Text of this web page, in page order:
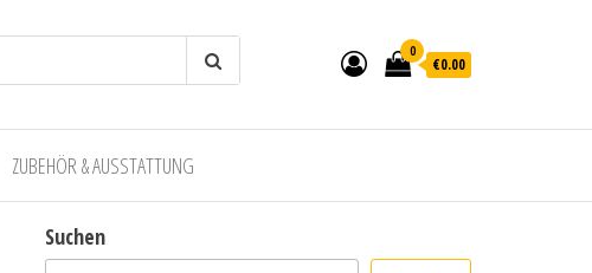
0
€0.00
ZUBEHÖR & AUSSTATTUNG
Suchen